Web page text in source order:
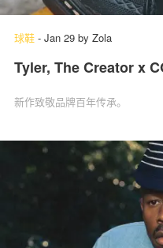
球鞋 - Jan 29 by Zola
Tyler, The Creator x
新作致敬品牌百年传承。